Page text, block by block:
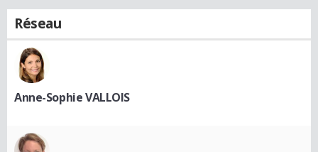
Réseau
Anne-Sophie VALLOIS